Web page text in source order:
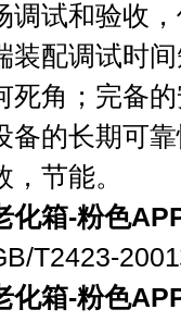
调试和验收
装配调试时间短
死角；完备
备的长期可靠
，节能。
化箱-粉色
T2423-2001
化箱-粉色